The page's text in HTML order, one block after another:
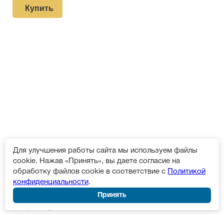
Купить
Деревянная плакетка герб
черное дерево с лазерной
гравировкой Pl 16 RD/Wt
2 610 р.
Для улучшения работы сайта мы используем файлы
cookie. Нажав «Принять», вы даете согласие на
обработку файлов cookie в соответствие с
Политикой
конфиденциальности.
Принять